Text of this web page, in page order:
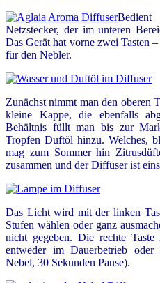
Netzstecker, der im unteren
Das Gerät hat vorne zwei Tasten
für den Nebler.
Zunächst nimmt man den oberen
kleine Kappe, die ebenfalls
Behältnis füllt man bis zur
Tropfen Duftöl hinzu. Welches,
mag zum Sommer hin
zusammen und der Diffuser ist
Das Licht wird mit der linken
Stufen wählen oder ganz
nicht gegeben. Die rechte
entweder im Dauerbetrieb
Nebel, 30 Sekunden Pause).